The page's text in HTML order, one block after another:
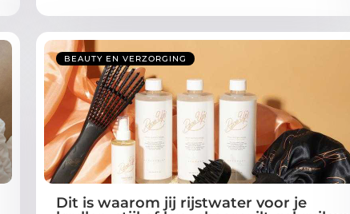
BEAUTY EN VERZORGING
Dit is waarom jij rijstwater voor je